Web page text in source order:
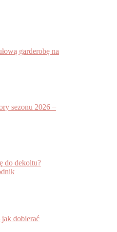
garderobę na
sezonu 2026 –
do dekoltu?
dobierać